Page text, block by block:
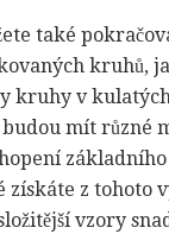
také
kruhů,
kruhy v
mít různé
získáte z tohoto
vzory